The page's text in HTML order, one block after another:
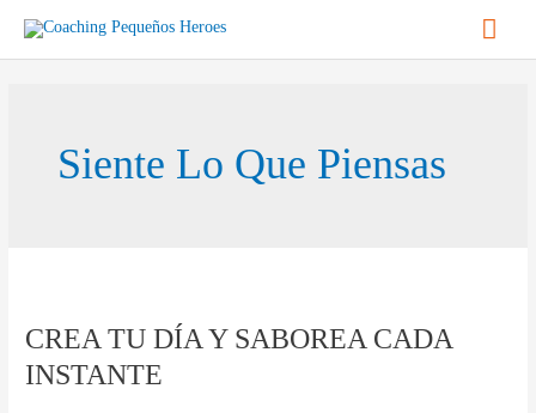
contenido
Siente Lo Que Piensas
CREA TU DÍA Y SABOREA CADA
INSTANTE
DÍA
SABOREA